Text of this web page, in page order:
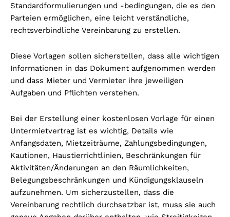
Standardformulierungen und -bedingungen, die es den
Parteien ermöglichen, eine leicht verständliche,
rechtsverbindliche Vereinbarung zu erstellen.
Diese Vorlagen sollen sicherstellen, dass alle wichtigen
Informationen in das Dokument aufgenommen werden
und dass Mieter und Vermieter ihre jeweiligen
Aufgaben und Pflichten verstehen.
Bei der Erstellung einer kostenlosen Vorlage für einen
Untermietvertrag ist es wichtig, Details wie
Anfangsdaten, Mietzeiträume, Zahlungsbedingungen,
Kautionen, Haustierrichtlinien, Beschränkungen für
Aktivitäten/Änderungen an den Räumlichkeiten,
Belegungsbeschränkungen und Kündigungsklauseln
aufzunehmen. Um sicherzustellen, dass die
Vereinbarung rechtlich durchsetzbar ist, muss sie auch